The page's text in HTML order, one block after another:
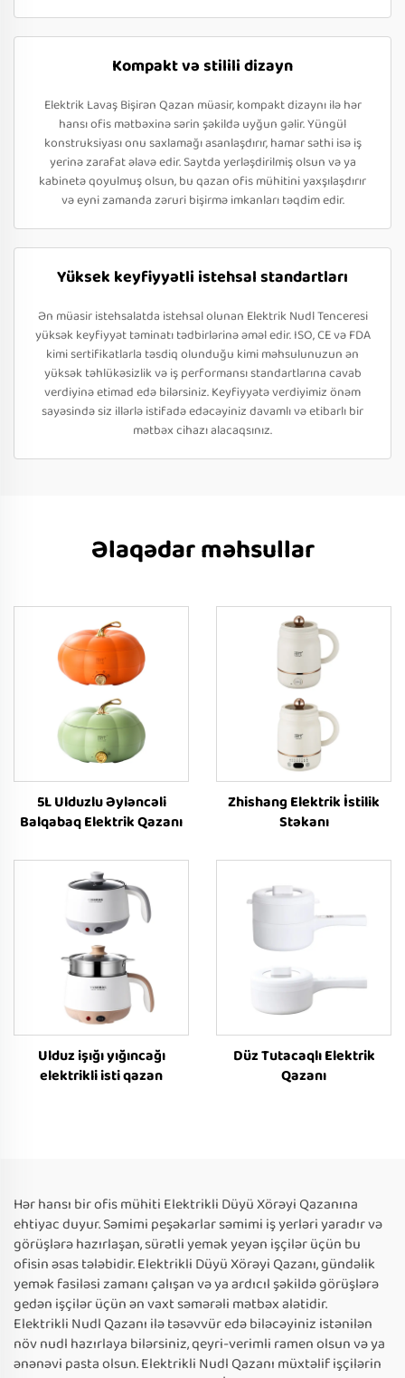
Kompakt və stilili dizayn
Elektrik Lavaş Bişirən Qazan müasir, kompakt dizaynı ilə hər
hansı ofis mətbəxinə sərin şəkildə uyğun gəlir. Yüngül
konstruksiyası onu saxlamağı asanlaşdırır, hamar səthi isə iş
yerinə zarafat əlavə edir. Saytda yerləşdirilmiş olsun və ya
kabinetə qoyulmuş olsun, bu qazan ofis mühitini yaxşılaşdırır
və eyni zamanda zəruri bişirmə imkanları təqdim edir.
Yüksek keyfiyyətli istehsal standartları
Ən müasir istehsalatda istehsal olunan Elektrik Nudl Tenceresi
yüksək keyfiyyət təminatı tədbirlərinə əməl edir. ISO, CE və FDA
kimi sertifikatlarla təsdiq olunduğu kimi məhsulunuzun ən
yüksək təhlükəsizlik və iş performansı standartlarına cavab
verdiyinə etimad edə bilərsiniz. Keyfiyyətə verdiyimiz önəm
sayəsində siz illərlə istifadə edəcəyiniz davamlı və etibarlı bir
mətbəx cihazı alacaqsınız.
Əlaqədar məhsullar
5L Ulduzlu Əyləncəli
Balqabaq Elektrik Qazanı
Zhishang Elektrik İstilik
Stəkanı
Ulduz işığı yığıncağı
elektrikli isti qazan
Düz Tutacaqlı Elektrik
Qazanı
Hər hansı bir ofis mühiti Elektrikli Düyü Xörəyi Qazanına
ehtiyac duyur. Səmimi peşəkarlar səmimi iş yerləri yaradır və
görüşlərə hazırlaşan, sürətli yemək yeyən işçilər üçün bu
ofisin əsas tələbidir. Elektrikli Düyü Xörəyi Qazanı, gündəlik
yemək fasiləsi zamanı çalışan və ya ardıcıl şəkildə görüşlərə
gedən işçilər üçün ən vaxt səmərəli mətbəx alətidir.
Elektrikli Nudl Qazanı ilə təsəvvür edə biləcəyiniz istənilən
növ nudl hazırlaya bilərsiniz, qeyri-verimli ramen olsun və ya
ənənəvi pasta olsun. Elektrikli Nudl Qazanı müxtəlif işçilərin